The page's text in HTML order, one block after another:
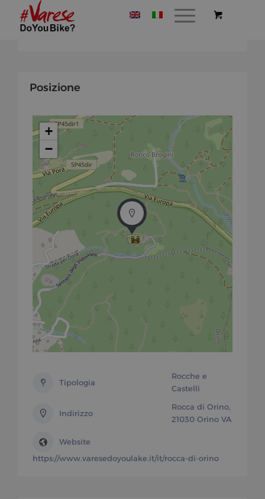
Posizione
+
−
Tipologia
Rocche e
Castelli
Indirizzo
Rocca di Orino,
21030 Orino VA
Website
https://www.varesedoyoulake.it/it/rocca-di-orino